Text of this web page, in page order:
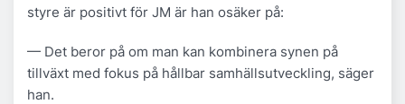
styre är positivt för JM är han osäker på:
— Det beror på om man kan kombinera synen på
tillväxt med fokus på hållbar samhällsutveckling, säger
han.